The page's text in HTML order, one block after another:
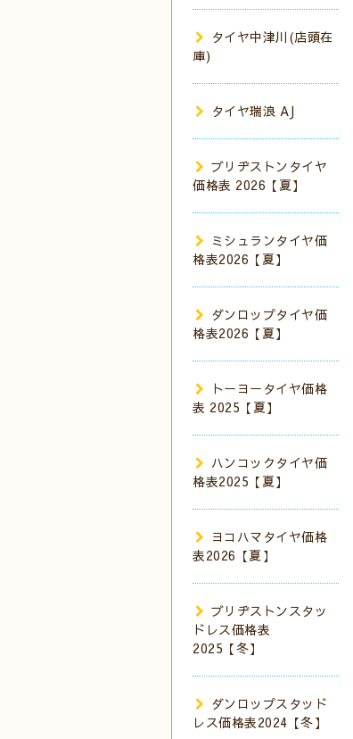
タイヤ中津川(店頭在
庫)
タイヤ瑞浪 AJ
ブリヂストンタイヤ
価格表 2026【夏】
ミシュランタイヤ価
格表2026【夏】
ダンロップタイヤ価
格表2026【夏】
トーヨータイヤ価格
表 2025【夏】
ハンコックタイヤ価
格表2025【夏】
ヨコハマタイヤ価格
表2026【夏】
ブリヂストンスタッ
ドレス価格表
2025【冬】
ダンロップスタッド
レス価格表2024【冬】